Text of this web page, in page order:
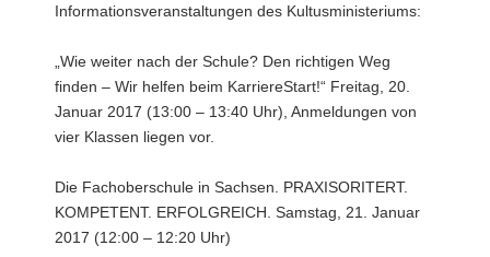
Informationsveranstaltungen des Kultusministeriums:
„Wie weiter nach der Schule? Den richtigen Weg
finden – Wir helfen beim KarriereStart!“ Freitag, 20.
Januar 2017 (13:00 – 13:40 Uhr), Anmeldungen von
vier Klassen liegen vor.
Die Fachoberschule in Sachsen. PRAXISORITERT.
KOMPETENT. ERFOLGREICH. Samstag, 21. Januar
2017 (12:00 – 12:20 Uhr)